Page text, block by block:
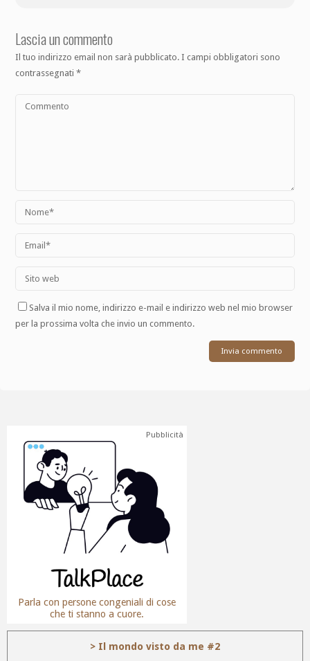
Lascia un commento
Il tuo indirizzo email non sarà pubblicato. I campi obbligatori sono
contrassegnati*
Salva il mio nome, indirizzo e-mail e indirizzo web nel mio browser
per la prossima volta che invio un commento.
Pubblicità
Parla con persone congeniali di cose
che ti stanno a cuore.
> Il mondo visto da me #2